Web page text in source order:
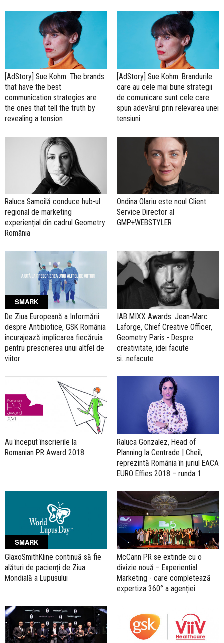
[AdStory] Sue Kohm: The brands
that have the best
communication strategies are
the ones that tell the truth by
revealing a tension
[AdStory] Sue Kohm: Brandurile
care au cele mai bune strategii
de comunicare sunt cele care
spun adevărul prin relevarea unei
tensiuni
Raluca Samoilă conduce hub-ul
regional de marketing
experiențial din cadrul Geometry
România
Ondina Olariu este noul Client
Service Director al
GMP+WEBSTYLER
SMARK
De Ziua Europeană a Informării
despre Antibiotice, GSK România
încurajează implicarea fiecăruia
pentru prescrierea unui altfel de
viitor
IAB MIXX Awards: Jean-Marc
Laforge, Chief Creative Officer,
Geometry Paris - Despre
creativitate, idei facute
si...nefacute
Au început înscrierile la
Romanian PR Award 2018
Raluca Gonzalez, Head of
Planning la Centrade | Cheil,
reprezintă România în juriul EACA
EURO Effies 2018 – runda 1
SMARK
GlaxoSmithKline continuă să fie
alături de pacienți de Ziua
Mondială a Lupusului
McCann PR se extinde cu o
divizie nouă – Experiential
Marketing - care completează
expertiza 360° a agenției